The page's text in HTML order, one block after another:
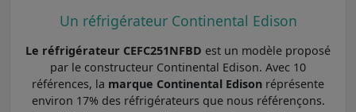
Un réfrigérateur Continental Edison
Le réfrigérateur CEFC251NFBD est un modèle proposé
par le constructeur Continental Edison. Avec 10
références, la marque Continental Edison réprésente
environ 17% des réfrigérateurs que nous référençons.